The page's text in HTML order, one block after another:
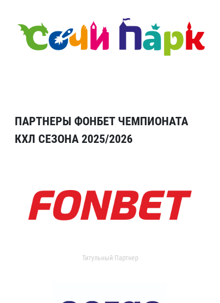
ПАРТНЕРЫ ФОНБЕТ ЧЕМПИОНАТА
КХЛ СЕЗОНА 2025/2026
Титульный Партнер